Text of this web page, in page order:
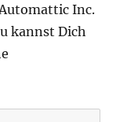
Inc.
kannst Dich